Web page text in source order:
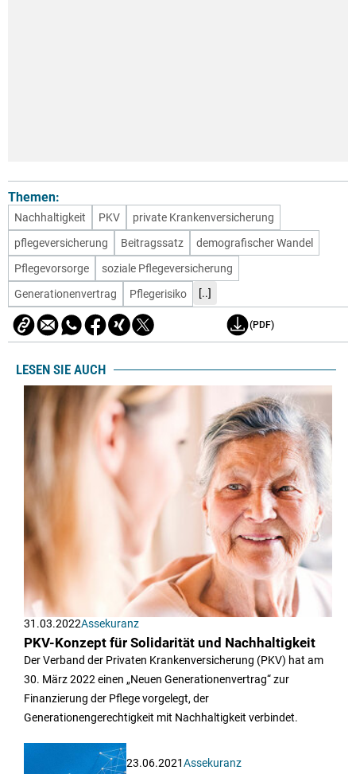
Themen:
Nachhaltigkeit PKV
private Krankenversicherung
pflegeversicherung
Beitragssatz
demografischer Wandel
Pflegevorsorge
soziale Pflegeversicherung
Generationenvertrag
Pflegerisiko [..]
(PDF)
LESEN SIE AUCH
31.03.2022Assekuranz
PKV-Konzept für Solidarität und Nachhaltigkeit
Der Verband der Privaten Krankenversicherung (PKV) hat am
30. März 2022 einen „Neuen Generationenvertrag“ zur
Finanzierung der Pflege vorgelegt, der
Generationengerechtigkeit mit Nachhaltigkeit verbindet.
23.06.2021Assekuranz